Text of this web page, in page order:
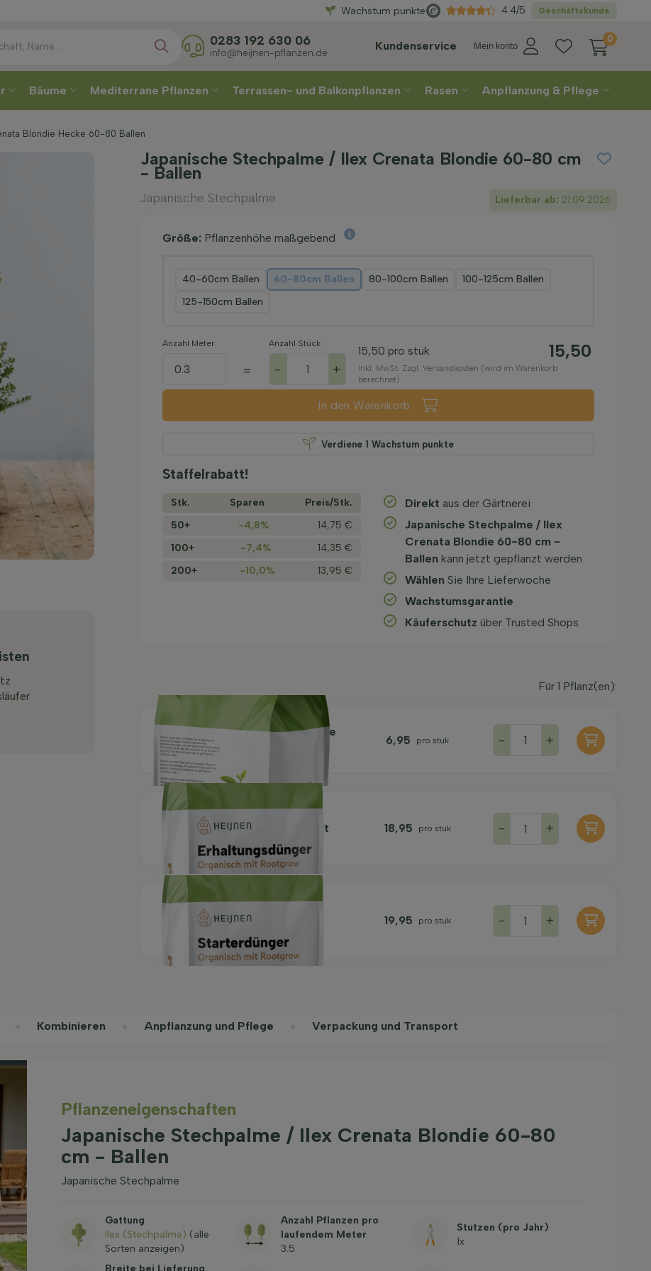
WählenSie Ihre Lieferwoche
Wachstum punkte Geschäftskunde
4.4/5
Kundenservice Mein konto
0
0283 192 630 06
info@heijnen-pflanzen.de
Bäume Mediterrane Pflanzen Terrassen- und Balkonpflanzen Rasen Anpflanzung & Pflege
Blondie Hecke 60-80 Ballen
Japanische Stechpalme / Ilex Crenata Blondie 60-80 cm
- Ballen
Japanische Stechpalme Lieferbar ab: 21.09.2026
Größe: Pflanzenhöhe maßgebend
40-60cm Ballen 60-80cm Ballen 80-100cm Ballen
100-125cm Ballen
125-150cm Ballen
Anzahl Meter
=
Anzahl Stück
- +
15,50 pro stuk 15,50
Inkl. MwSt. Zzgl. Versandkosten (wird im Warenkorb
berechnet)
In den Warenkorb
Verdiene 1 Wachstum punkte
Staffelrabatt!
Stk. Sparen
Preis/­Stk.
50+
-4,8%
14,75 €
100+
-7,4%
14,35 €
200+
-10,0% 13,95 €
Direkt aus der Gärtnerei
Japanische Stechpalme / Ilex
Crenata Blondie 60-80 cm -
Ballen kann jetzt gepflanzt werden
Wählen Sie Ihre Lieferwoche
Wachstums­garantie
Käuferschutz über Trusted Shops
Für 1 Pflanz(en):
Organische Pflanzerde
40 l
6,95 pro stuk - +
Organischer
Erhaltungsdünger mit
Rootgrow 7 kg
18,95 pro stuk - +
Organischer
Starterdünger mit
Rootgrow 7 kg
19,95 pro stuk - +
Kombinieren Anpflanzung und Pflege Verpackung und Transport
Pflanzeneigenschaften
Japanische Stechpalme / Ilex Crenata Blondie 60-80
cm - Ballen
Japanische Stechpalme
Gattung
Ilex (Stechpalme) (alle
Sorten anzeigen)
Anzahl Pflanzen pro
laufendem Meter
3.5
Stutzen (pro Jahr)
1x
Breite bei Lieferung